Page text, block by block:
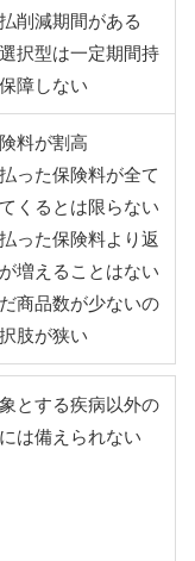
払削減期間がある
選択型は一定期間持
障しない
料が割高
払った保険料が全て
くるとは限らない
払った保険料より返
増えることはない
だ商品数が少ないの
肢が狭い
象とする疾病以外の
は備えられない